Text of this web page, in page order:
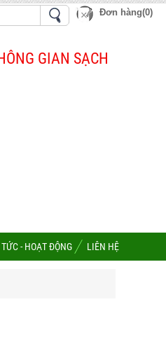
Đơn hàng(0)
GIAN SẠCH
- HOẠT ĐỘNG LIÊN HỆ